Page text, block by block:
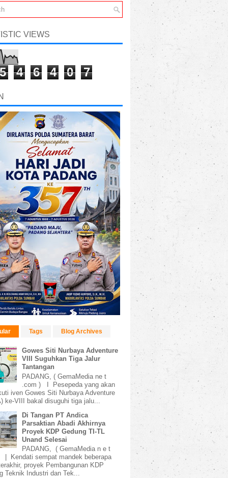
VIEWS
4 6 4 0 7
Tags Blog Archives
Gowes Siti Nurbaya Adventure
VIII Suguhkan Tiga Jalur
Tantangan
PADANG, ( GemaMedia ne t
.com ) I Pesepeda yang akan
iven Gowes Siti Nurbaya Adventure
ke-VIII bakal disuguhi tiga jalu...
Di Tangan PT Andica
Parsaktian Abadi Akhirnya
Proyek KDP Gedung TI-TL
Unand Selesai
PADANG, ( GemaMedia n e t
Kendati sempat mandek beberapa
proyek Pembangunan KDP
Teknik Industri dan Tek...